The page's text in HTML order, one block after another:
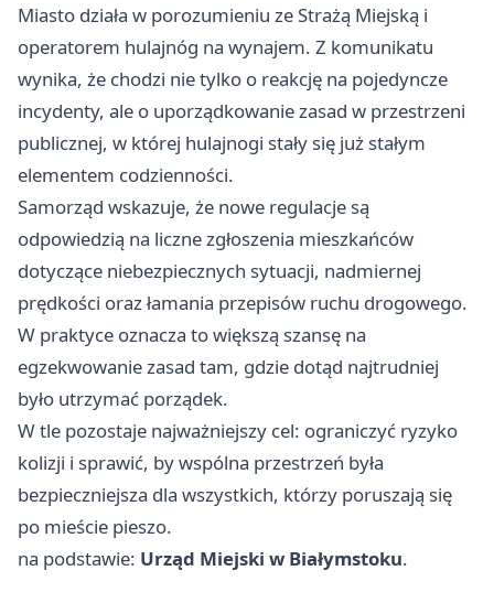
Miasto działa w porozumieniu ze Strażą Miejską i
operatorem hulajnóg na wynajem. Z komunikatu
wynika, że chodzi nie tylko o reakcję na pojedyncze
incydenty, ale o uporządkowanie zasad w przestrzeni
publicznej, w której hulajnogi stały się już stałym
elementem codzienności.
Samorząd wskazuje, że nowe regulacje są
odpowiedzią na liczne zgłoszenia mieszkańców
dotyczące niebezpiecznych sytuacji, nadmiernej
prędkości oraz łamania przepisów ruchu drogowego.
W praktyce oznacza to większą szansę na
egzekwowanie zasad tam, gdzie dotąd najtrudniej
było utrzymać porządek.
W tle pozostaje najważniejszy cel: ograniczyć ryzyko
kolizji i sprawić, by wspólna przestrzeń była
bezpieczniejsza dla wszystkich, którzy poruszają się
po mieście pieszo.
na podstawie: Urząd Miejski w Białymstoku.